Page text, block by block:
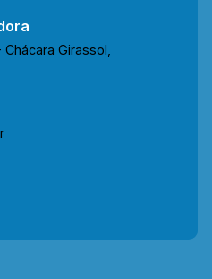
Girassol,